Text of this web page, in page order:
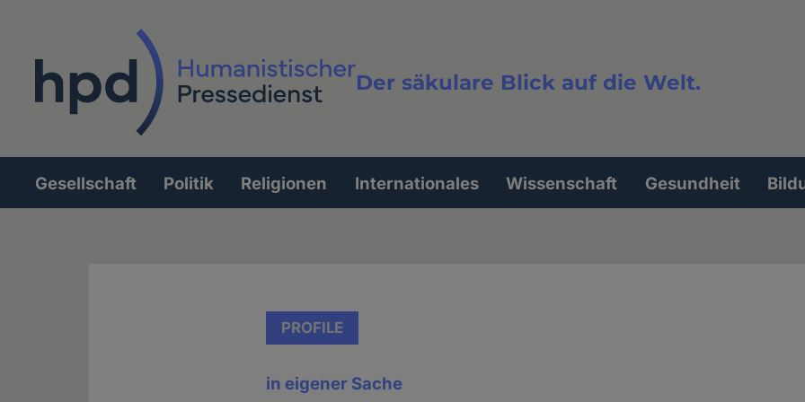
Der säkulare Blick auf die Welt.
Volltextsuche
Hauptnavigation
Gesellschaft Politik Religionen Internationales Wissenschaft Gesundheit
PROFILE
in eigener Sache